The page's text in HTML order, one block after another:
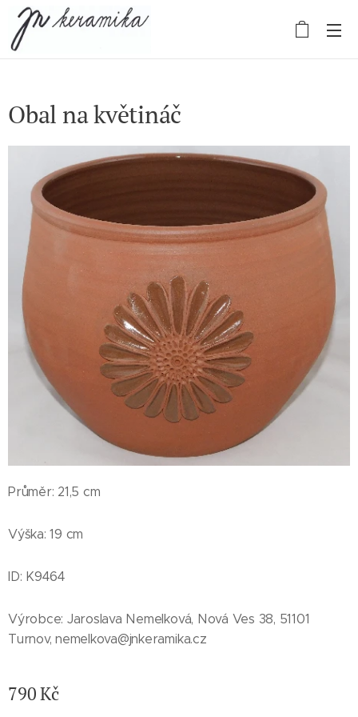
Obal na květináč
Průměr: 21,5 cm
Výška: 19 cm
ID: K9464
Výrobce: Jaroslava Nemelková, Nová Ves 38, 51101
Turnov, nemelkova@jnkeramika.cz
790Kč